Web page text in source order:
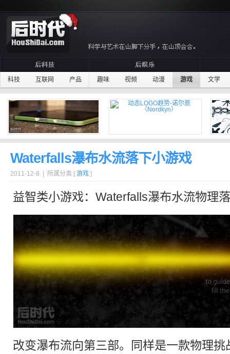
科技 互联网 产品 趣味 视频 动漫 游戏 文学
Waterfalls瀑布水流落下小游戏
2011-12-8 | 所属分类 [ 游戏 ]
益智类小游戏：Waterfalls瀑布水流物理
改变瀑布流向第三部。同样是一款物理挑